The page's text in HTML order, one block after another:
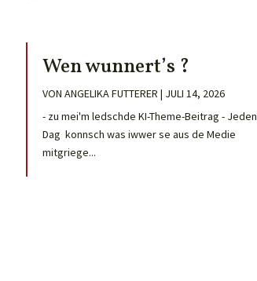
Wen wunnert’s ?
VON ANGELIKA FUTTERER | JULI 14, 2026
- zu mei'm ledschde KI-Theme-Beitrag - Jeden
Dag konnsch was iwwer se aus de Medie
mitgriege...